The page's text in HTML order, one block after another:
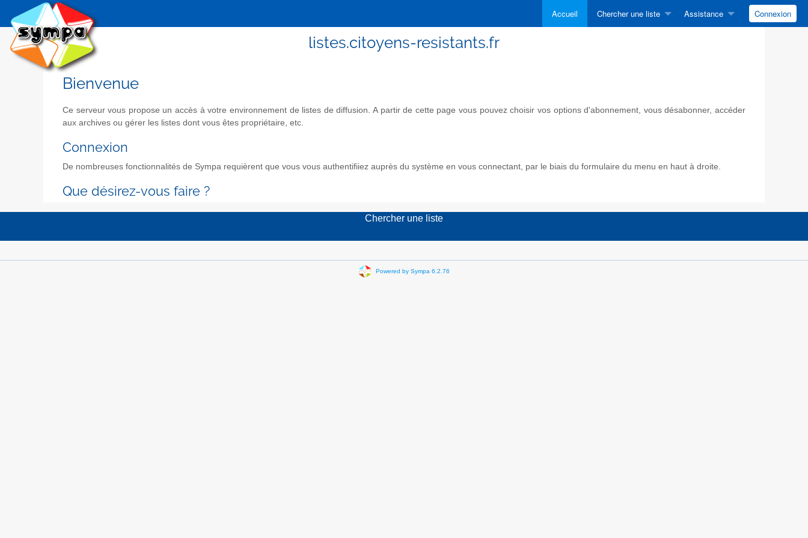
Accueil Chercher une liste Assistance Connexion
listes.citoyens-resistants.fr
Bienvenue
Ce serveur vous propose un accès à votre environnement de listes de diffusion. A partir de cette page vous pouvez choisir vos options d'abonnement, vous désabonner, accéder
aux archives ou gérer les listes dont vous êtes propriétaire, etc.
Connexion
De nombreuses fonctionnalités de Sympa requièrent que vous vous authentifiiez auprès du système en vous connectant, par le biais du formulaire du menu en haut à droite.
Que désirez-vous faire ?
Chercher une liste
Powered by Sympa 6.2.76